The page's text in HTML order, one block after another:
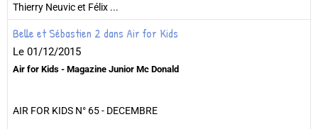
Thierry Neuvic et Félix ...
Belle et Sébastien 2 dans Air for Kids
Le 01/12/2015
Air for Kids - Magazine Junior Mc Donald
AIR FOR KIDS N° 65 - DECEMBRE